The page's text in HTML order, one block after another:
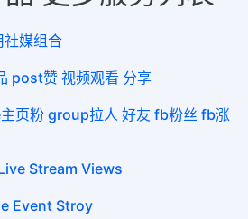
媒组合
post赞 视频观看 分享
页粉 group拉人 好友 fb粉丝 fb涨
Stream Views
Event Stroy